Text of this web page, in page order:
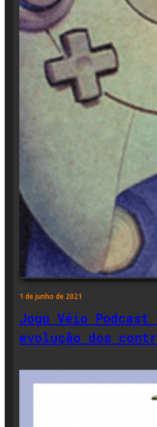
1 de junho de 2021
Jogo Véio Podcast
evolução dos